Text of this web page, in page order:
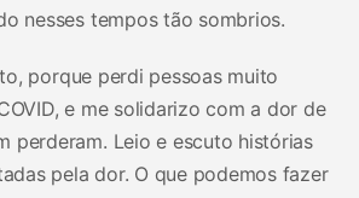
nesses tempos tão sombrios.
porque perdi pessoas muito
e me solidarizo com a dor de
perderam. Leio e escuto histórias
pela dor. O que podemos fazer